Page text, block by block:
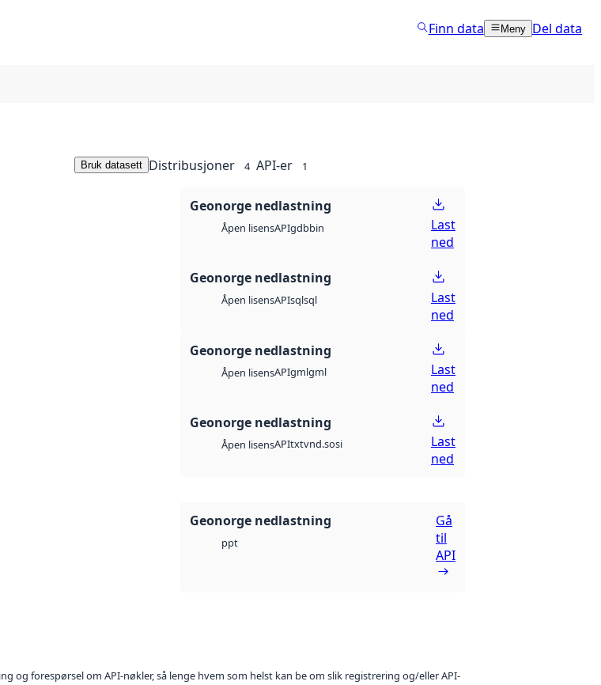
Finn data Meny Del data
Bruk datasett Distribusjoner 4 API-er 1
Geonorge nedlastning
Åpen lisensAPIgdbbin
Last
ned
Geonorge nedlastning
Åpen lisensAPIsqlsql
Last
ned
Geonorge nedlastning
Åpen lisensAPIgmlgml
Last
ned
Geonorge nedlastning
Åpen lisensAPItxtvnd.sosi
Last
ned
Geonorge nedlastning
ppt
Gå
til
API
og forespørsel om API-nøkler, så lenge hvem som helst kan be om slik registrering og/eller API-